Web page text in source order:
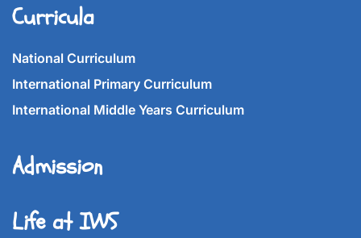
Curricula
National Curriculum
International Primary Curriculum
International Middle Years Curriculum
Admission
Life at IWS